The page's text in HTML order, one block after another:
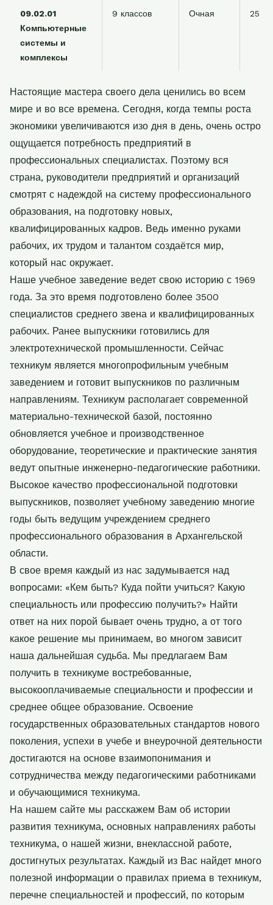
09.02.01
Компьютерные
системы и
комплексы
9 классов Очная 25
Настоящие мастера своего дела ценились во всем
мире и во все времена. Сегодня, когда темпы роста
экономики увеличиваются изо дня в день, очень остро
ощущается потребность предприятий в
профессиональных специалистах. Поэтому вся
страна, руководители предприятий и организаций
смотрят с надеждой на систему профессионального
образования, на подготовку новых,
квалифицированных кадров. Ведь именно руками
рабочих, их трудом и талантом создаётся мир,
который нас окружает.
Наше учебное заведение ведет свою историю с 1969
года. За это время подготовлено более 3500
специалистов среднего звена и квалифицированных
рабочих. Ранее выпускники готовились для
электротехнической промышленности. Сейчас
техникум является многопрофильным учебным
заведением и готовит выпускников по различным
направлениям. Техникум располагает современной
материально-технической базой, постоянно
обновляется учебное и производственное
оборудование, теоретические и практические занятия
ведут опытные инженерно-педагогические работники.
Высокое качество профессиональной подготовки
выпускников, позволяет учебному заведению многие
годы быть ведущим учреждением среднего
профессионального образования в Архангельской
области.
В свое время каждый из нас задумывается над
вопросами: «Кем быть? Куда пойти учиться? Какую
специальность или профессию получить?» Найти
ответ на них порой бывает очень трудно, а от того
какое решение мы принимаем, во многом зависит
наша дальнейшая судьба. Мы предлагаем Вам
получить в техникуме востребованные,
высокооплачиваемые специальности и профессии и
среднее общее образование. Освоение
государственных образовательных стандартов нового
поколения, успехи в учебе и внеурочной деятельности
достигаются на основе взаимопонимания и
сотрудничества между педагогическими работниками
и обучающимися техникума.
На нашем сайте мы расскажем Вам об истории
развития техникума, основных направлениях работы
техникума, о нашей жизни, внеклассной работе,
достигнутых результатах. Каждый из Вас найдет много
полезной информации о правилах приема в техникум,
перечне специальностей и профессий, по которым